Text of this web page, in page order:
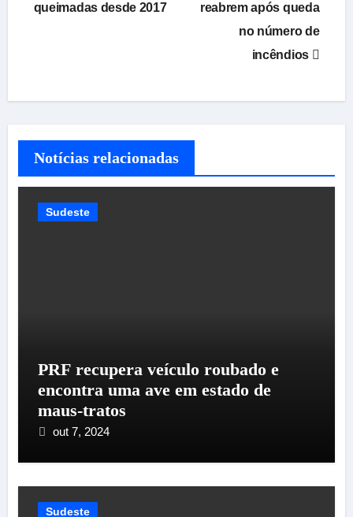
Post
queimadas desde 2017
reabrem após queda
no número de
incêndios
Notícias relacionadas
Sudeste
PRF recupera veículo roubado e
encontra uma ave em estado de
maus-tratos
out 7, 2024
Sudeste